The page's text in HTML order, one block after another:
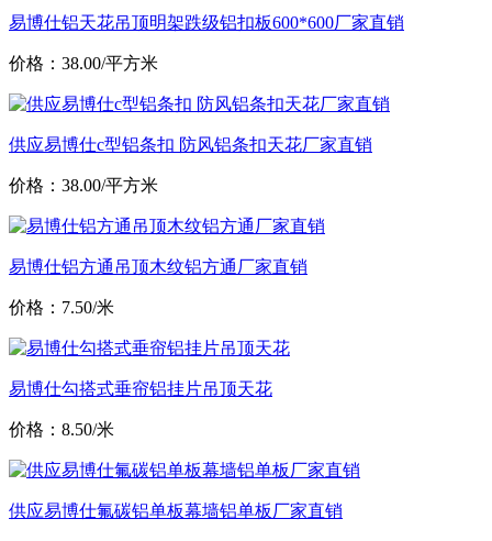
易博仕铝天花吊顶明架跌级铝扣板600*600厂家直销
价格：38.00/平方米
供应易博仕c型铝条扣 防风铝条扣天花厂家直销
价格：38.00/平方米
易博仕铝方通吊顶木纹铝方通厂家直销
价格：7.50/米
易博仕勾搭式垂帘铝挂片吊顶天花
价格：8.50/米
供应易博仕氟碳铝单板幕墙铝单板厂家直销